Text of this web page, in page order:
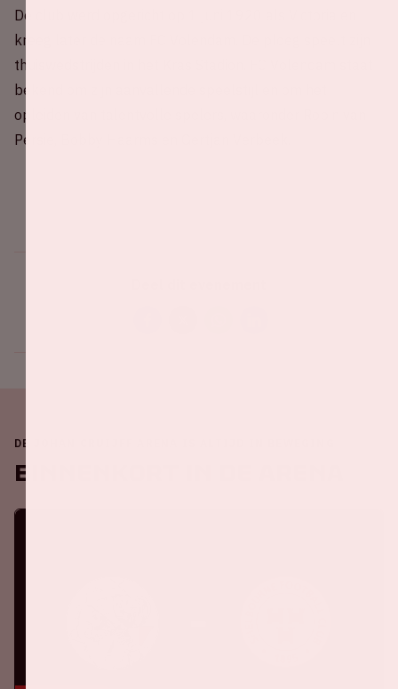
De club werd opgericht op 1 juni 1920 als Victoria en
kreeg later de naam FC Volendam. De ploeg speelt zijn
thuiswedstrijden in het Kras Stadion. FC Volendam staat
bekend om zijn aanvallende speelstijl en om het
opleiden van talentvolle spelers, waaronder Robin van
Persie, Bobby Haarms en Gertjan Verbeek.
DE JOHAN CRUIJFF ARENA IS ALTIJD IN BEWEGING
Binnenkort in de ArenA